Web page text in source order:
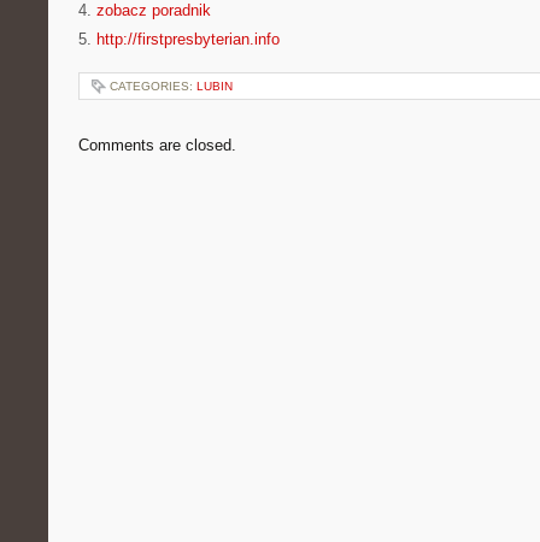
4. zobacz poradnik
5. http://firstpresbyterian.info
CATEGORIES: LUBIN
Comments are closed.